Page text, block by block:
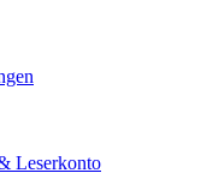
Leserkonto